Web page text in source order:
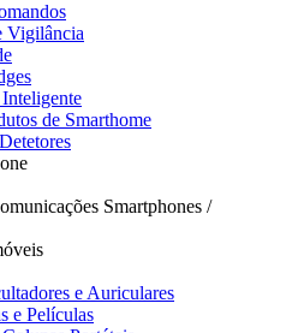
Vigilância
de Smarthome
Smartphones /
e Auriculares
e Películas